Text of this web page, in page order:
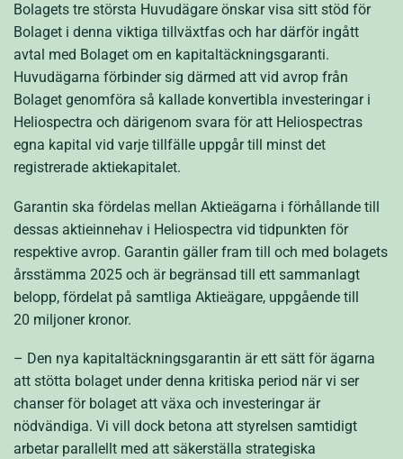
Bolagets tre största Huvudägare önskar visa sitt stöd för
Bolaget i denna viktiga tillväxtfas och har därför ingått
avtal med Bolaget om en kapitaltäckningsgaranti.
Huvudägarna förbinder sig därmed att vid avrop från
Bolaget genomföra så kallade konvertibla investeringar i
Heliospectra och därigenom svara för att Heliospectras
egna kapital vid varje tillfälle uppgår till minst det
registrerade aktiekapitalet.
Garantin ska fördelas mellan Aktieägarna i förhållande till
dessas aktieinnehav i Heliospectra vid tidpunkten för
respektive avrop. Garantin gäller fram till och med bolagets
årsstämma 2025 och är begränsad till ett sammanlagt
belopp, fördelat på samtliga Aktieägare, uppgående till
20 miljoner kronor.
– Den nya kapitaltäckningsgarantin är ett sätt för ägarna
att stötta bolaget under denna kritiska period när vi ser
chanser för bolaget att växa och investeringar är
nödvändiga. Vi vill dock betona att styrelsen samtidigt
arbetar parallellt med att säkerställa strategiska